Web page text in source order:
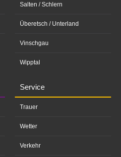
Salten / Schlern
Überetsch / Unterland
Vinschgau
Wipptal
Service
Trauer
Wetter
Verkehr